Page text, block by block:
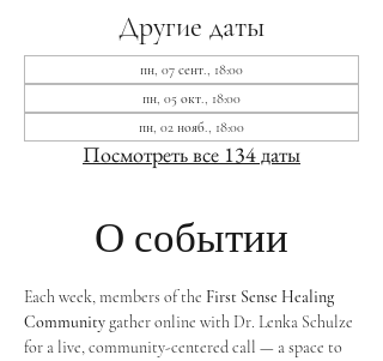
Другие даты
пн, 07 сент., 18:00
пн, 05 окт., 18:00
пн, 02 нояб., 18:00
Посмотреть все 134 даты
О событии
Each week, members of the First Sense Healing
Community gather online with Dr. Lenka Schulze
for a live, community-centered call — a space to